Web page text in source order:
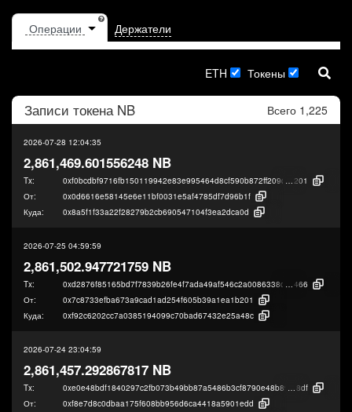
Держатели
ETH Токены
Записи токена NB Всего 1,225
2026-07-28 12:04:35
2,861,469.601556248 NB
Tx: 0xf0bcdbf9716fb150119942e83e995464d8cf590b872ff209d6f26e7d0f3d4
201
От:
0x0d6616e58145e6e11bf0031e5af4785df7d96b1f
Куда:
0x8a5f1f33a22f28279b2cb690547104f3ea2dca0d
2026-07-25 04:59:59
2,861,502.947721759 NB
Tx: 0xd2876f85165bd7f7839b26fe4f7ada49af546c2a0086338ddf33dcb178a87
466
От:
0x7c8733efba673a9cad1ad254f605b39a1ea1b201
Куда:
0xf92c6202cc7a0385194099c70bad67432e25a48c
2026-07-24 23:04:59
2,861,457.292867817 NB
Tx: 0xe0e48bdf1840297c2fb073b49bb87a5486b3cf8790e48b8915bbadd360365
8df
От:
0xf8e7d8c0dbaa175f608bb956d6ca4418a5901edd